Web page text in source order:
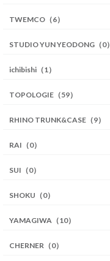
TWEMCO（6）
STUDIO YUN YEODONG（0）
ichibishi（1）
TOPOLOGIE（59）
RHINO TRUNK&CASE（9）
RAI（0）
SUI（0）
SHOKU（0）
YAMAGIWA（10）
CHERNER（0）